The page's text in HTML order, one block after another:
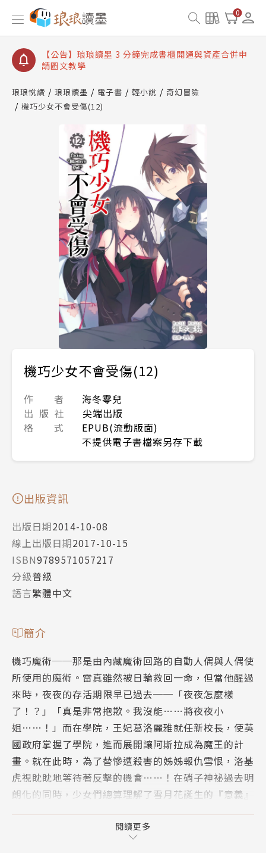
0
【公告】琅琅讀墨數位閱讀資產合併與書櫃開通申請
【公告】琅琅讀墨書櫃開通常見問題
【公告】琅琅讀墨 3 分鐘完成書櫃開通與資產合併申
請圖文教學
查詢
【公告】琅琅讀墨數位閱讀資產合併與書櫃開通申請
琅琅悅讀 琅琅讀墨 電子書 輕小說
奇幻冒險
機巧少女不會受傷(12)
機巧少女不會受傷(12)
作 者
海冬零兒
出 版 社
尖端出版
格 式
EPUB(流動版面)
不提供電子書檔案另存下載
出版資訊
出版日期2014-10-08
線上出版日期2017-10-15
ISBN9789571057217
分級普級
語言繁體中文
簡介
機巧魔術──那是由內藏魔術回路的自動人偶與人偶使
所使用的魔術。雷真雖然被日輪救回一命，但當他醒過
來時，夜夜的存活期限早已過去──「夜夜怎麼樣
了！？」「真是非常抱歉。我沒能……將夜夜小
姐……！」而在學院，王妃葛洛麗雅就任新校長，使英
國政府掌握了學院，進而展開讓阿斯拉成為魔王的計
畫。就在此時，為了替慘遭殺害的姊姊報仇雪恨，洛基
虎視眈眈地等待著反擊的機會……！在硝子神祕過去明
朗化的同時，少女們總算理解了雪月花誕生的『意義』
閱讀更多